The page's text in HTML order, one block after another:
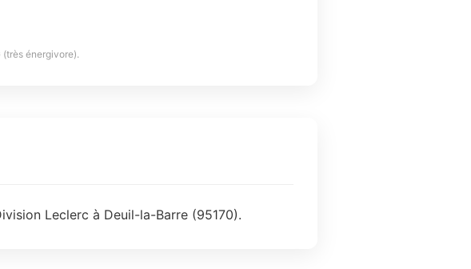
énergivore).
Leclerc à Deuil-la-Barre (95170).